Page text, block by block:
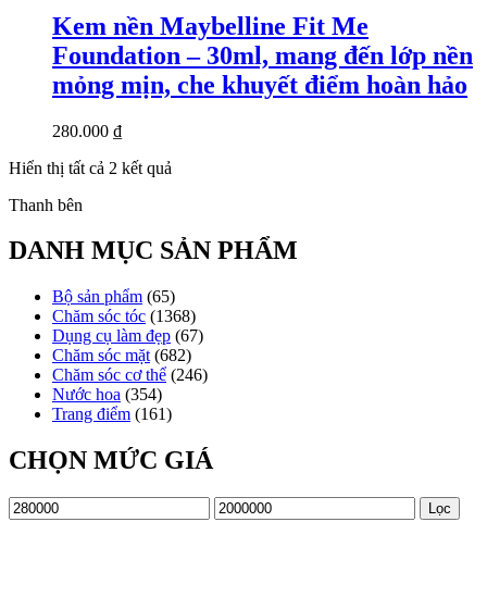
Kem nền Maybelline Fit Me
Foundation – 30ml, mang đến lớp nền
mỏng mịn, che khuyết điểm hoàn hảo
280.000 ₫
Hiển thị tất cả 2 kết quả
mới
nhất
Thanh bên
DANH MỤC SẢN PHẨM
Bộ sản phẩm (65)
Chăm sóc tóc (1368)
Dụng cụ làm đẹp (67)
Chăm sóc mặt (682)
Chăm sóc cơ thể (246)
Nước hoa (354)
Trang điểm (161)
CHỌN MỨC GIÁ
Giá
tối
Giá
tối
Lọc